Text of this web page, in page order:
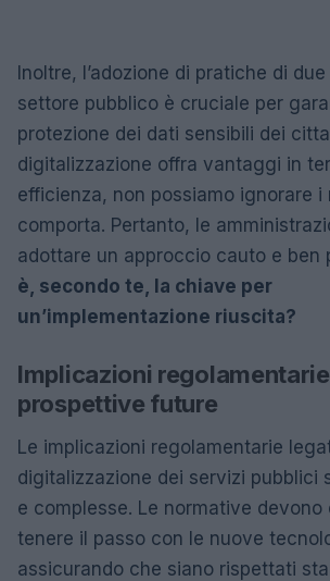
Inoltre, l’adozione di pratiche di
settore pubblico è cruciale per
protezione dei dati sensibili dei
digitalizzazione offra vantaggi in
efficienza, non possiamo ignorare i
comporta. Pertanto, le
adottare un approccio cauto e ben
è, secondo te, la chiave per
un’implementazione riuscita?
Implicazioni
prospettive future
Le implicazioni regolamentarie
digitalizzazione dei servizi pubblici
e complesse. Le normative devono
tenere il passo con le nuove
assicurando che siano rispettati